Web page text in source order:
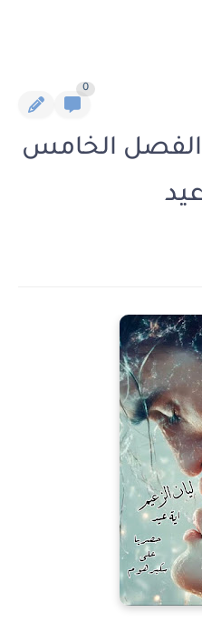
0
الفصل الخامس